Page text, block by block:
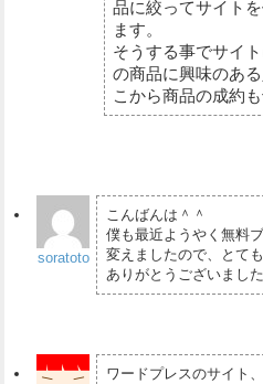
品に絞ってサイト
ます。
そうする事でサイ
の商品に興味のあ
こから商品の成約
soratoto
こんばんは＾＾
僕も最近ようやく無料
変えましたので、とて
ありがとうございまし
ワードプレスのサイト